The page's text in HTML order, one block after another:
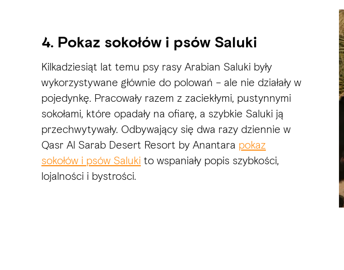
4. Pokaz sokołów i psów Saluki
Kilkadziesiąt lat temu psy rasy Arabian Saluki były
wykorzystywane głównie do polowań – ale nie działały w
pojedynkę. Pracowały razem z zaciekłymi, pustynnymi
sokołami, które opadały na ofiarę, a szybkie Saluki ją
przechwytywały. Odbywający się dwa razy dziennie w
Qasr Al Sarab Desert Resort by Anantara pokaz
sokołów i psów Saluki to wspaniały popis szybkości,
lojalności i bystrości.